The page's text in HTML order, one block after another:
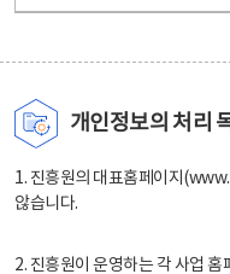
개인정보의 처리
1. 진흥원의 대표홈페이지
않습니다.
2. 진흥원이 운영하는 각 사업